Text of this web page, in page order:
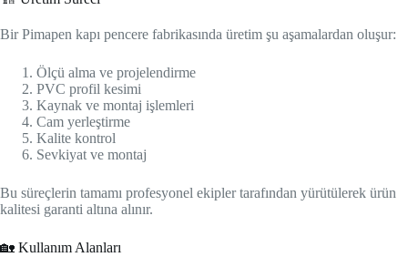
Bir Pimapen kapı pencere fabrikasında üretim şu aşamalardan oluşur:
Ölçü alma ve projelendirme
PVC profil kesimi
Kaynak ve montaj işlemleri
Cam yerleştirme
Kalite kontrol
Sevkiyat ve montaj
Bu süreçlerin tamamı profesyonel ekipler tarafından yürütülerek ürün
kalitesi garanti altına alınır.
🏡 Kullanım Alanları